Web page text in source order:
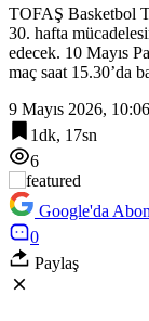
Bilecik’te Vali
TOFAŞ Basketbol
30. hafta
edecek. 10 Mayıs
maç saat 15.30’da
9 Mayıs 2026, 10:06
1dk, 17sn
6
Google'da
0
Paylaş